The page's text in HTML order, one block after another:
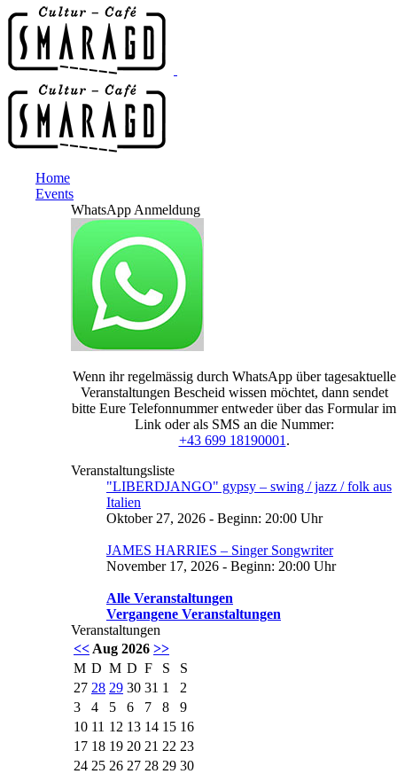
Home
Events
WhatsApp Anmeldung
Wenn ihr regelmässig durch WhatsApp über tagesaktuelle
Veranstaltungen Bescheid wissen möchtet, dann sendet
bitte Eure Telefonnummer entweder über das Formular im
Link oder als SMS an die Nummer:
+43 699 18190001 .
Veranstaltungsliste
"LIBERDJANGO" gypsy – swing / jazz / folk aus
Italien
Oktober 27, 2026 - Beginn: 20:00 Uhr
JAMES HARRIES – Singer Songwriter
November 17, 2026 - Beginn: 20:00 Uhr
Alle Veranstaltungen
Vergangene Veranstaltungen
Veranstaltungen
<< Aug 2026 >>
M D M D F S
S
27 28 29 30 31 1
2
3
4 5 6 7 8
9
10 11 12 13 14 15 16
17 18 19 20 21 22 23
24 25 26 27 28 29 30